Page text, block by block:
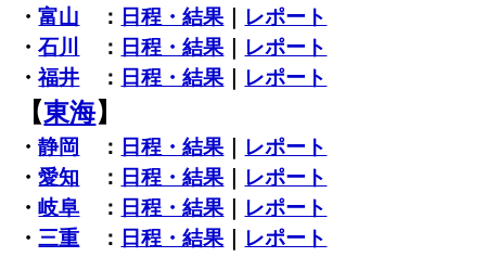
・富山 ： 日程・結果
レポート
・石川 ： 日程・結果
レポート
・福井 ： 日程・結果 レポート
【東海】
・静岡 ： 日程・結果
レポート
・愛知 ： 日程・結果
レポート
・岐阜 ： 日程・結果
レポート
・ 三重 ： 日程・結果 レポート